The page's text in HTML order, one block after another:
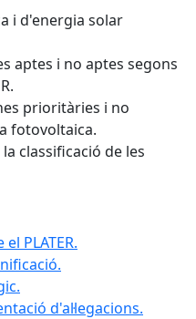
i d'energia solar
aptes i no aptes segons
prioritàries i no
fotovoltaica.
classificació de les
PLATER.
d'al·legacions.